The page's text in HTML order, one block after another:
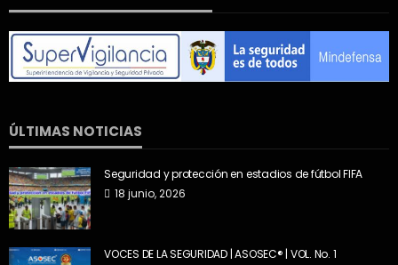
ÚLTIMAS NOTICIAS
Seguridad y protección en estadios de fútbol FIFA
18 junio, 2026
VOCES DE LA SEGURIDAD | ASOSEC® | VOL. No. 1